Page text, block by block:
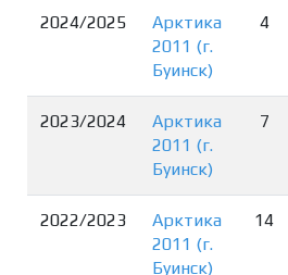
2024/2025
Арктика
2011 (г.
Буинск)
4
2023/2024
Арктика
2011 (г.
Буинск)
7
2022/2023
Арктика
2011 (г.
Буинск)
14